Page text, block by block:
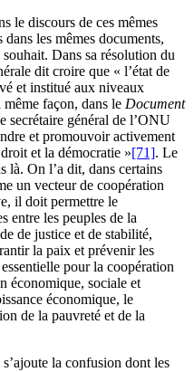
le discours de ces mêmes
les mêmes documents,
Dans sa résolution du
dit croire que « l’état de
et institué aux niveaux
même façon, dans le Document
secrétaire général de l’ONU
et promouvoir activement
et la démocratie »[71]. Le
là. On l’a dit, dans certains
un vecteur de coopération
il doit permettre le
entre les peuples de la
de justice et de stabilité,
la paix et prévenir les
pour la coopération
économique, sociale et
économique, le
de la pauvreté et de la
la confusion dont les